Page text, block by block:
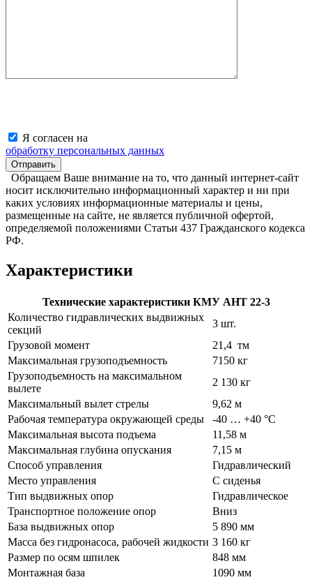
Я согласен на
обработку персональных данных
Обращаем Ваше внимание на то, что данный интернет-сайт
носит исключительно информационный характер и ни при
каких условиях информационные материалы и цены,
размещенные на сайте, не является публичной офертой,
определяемой положениями Статьи 437 Гражданского кодекса
РФ.
Характеристики
Технические характеристики КМУ АНТ 22-3
Количество гидравлических выдвижных
секций
3 шт.
Грузовой момент
21,4 тм
Максимальная грузоподъемность
7150 кг
Грузоподъемность на максимальном
вылете
2 130 кг
Максимальный вылет стрелы
9,62 м
Рабочая температура окружающей среды
-40 … +40 °C
Максимальная высота подъема
11,58 м
Максимальная глубина опускания
7,15 м
Способ управления
Гидравлический
Место управления
С сиденья
Тип выдвижных опор
Гидравлическое
Транспортное положение опор
Вниз
База выдвижных опор
5 890 мм
Масса без гидронасоса, рабочей жидкости 3 160 кг
Размер по осям шпилек
848 мм
Монтажная база
1090 мм